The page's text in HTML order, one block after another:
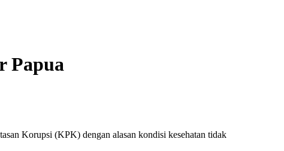
Papua
Korupsi (KPK) dengan alasan kondisi kesehatan tidak